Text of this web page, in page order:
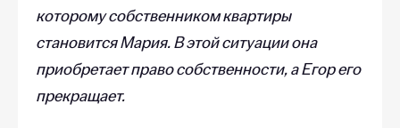
которому собственником квартиры
становится Мария. В этой ситуации она
приобретает право собственности, а Егор его
прекращает.